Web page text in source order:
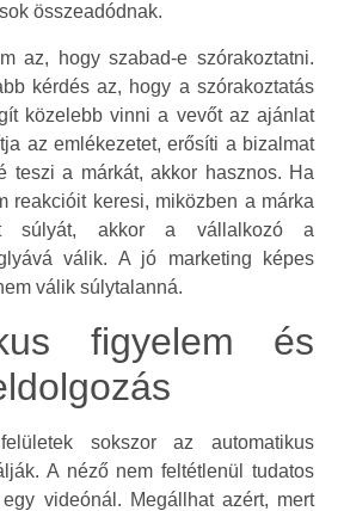
összeadódnak.
az, hogy szabad-e szórakoztatni.
kérdés az, hogy a szórakoztatás
közelebb vinni a vevőt az ajánlat
az emlékezetet, erősíti a bizalmat
teszi a márkát, akkor hasznos. Ha
reakcióit keresi, miközben a márka
súlyát, akkor a vállalkozó a
válik. A jó marketing képes
válik súlytalanná.
figyelem és
sokszor az automatikus
A néző nem feltétlenül tudatos
videónál. Megállhat azért, mert